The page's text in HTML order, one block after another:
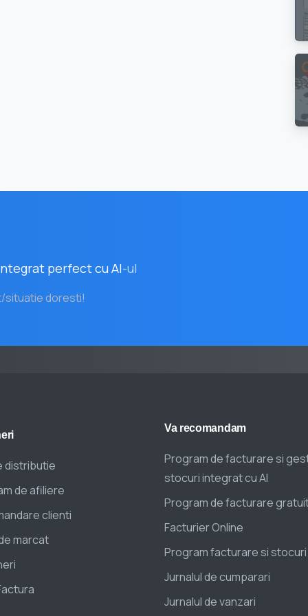
perfect cu AI-ul
situatie doresti!
distributie
de afiliere
clienti
marcat
Va recomandam
Program de facturare si
stocuri integrat cu AI
Program de facturare
Facturier Online
Program facturare si
Jurnalul de cumparari
Jurnalul de vanzari